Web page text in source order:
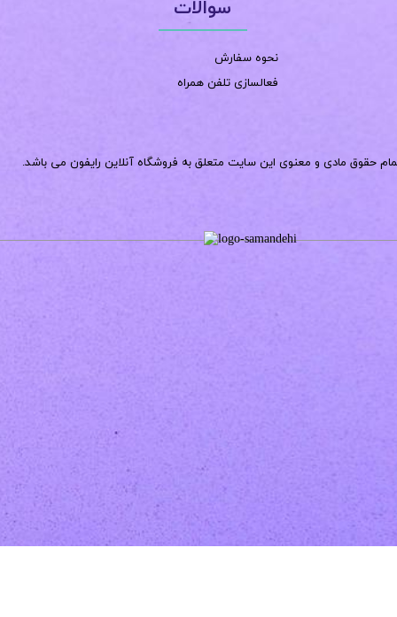
سوالات
نحوه سفارش
فعالسازی تلفن همراه
حقوق مادی و معنوی این سایت متعلق به فروشگاه آنلاین رایفون می باشد.